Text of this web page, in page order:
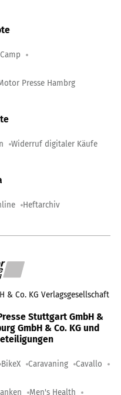
Presse Hambrg
Widerruf digitaler Käufe
Heftarchiv
& Co. KG Verlagsgesellschaft
Stuttgart GmbH &
GmbH & Co. KG und
BikeX Caravaning Cavallo
Men's Health